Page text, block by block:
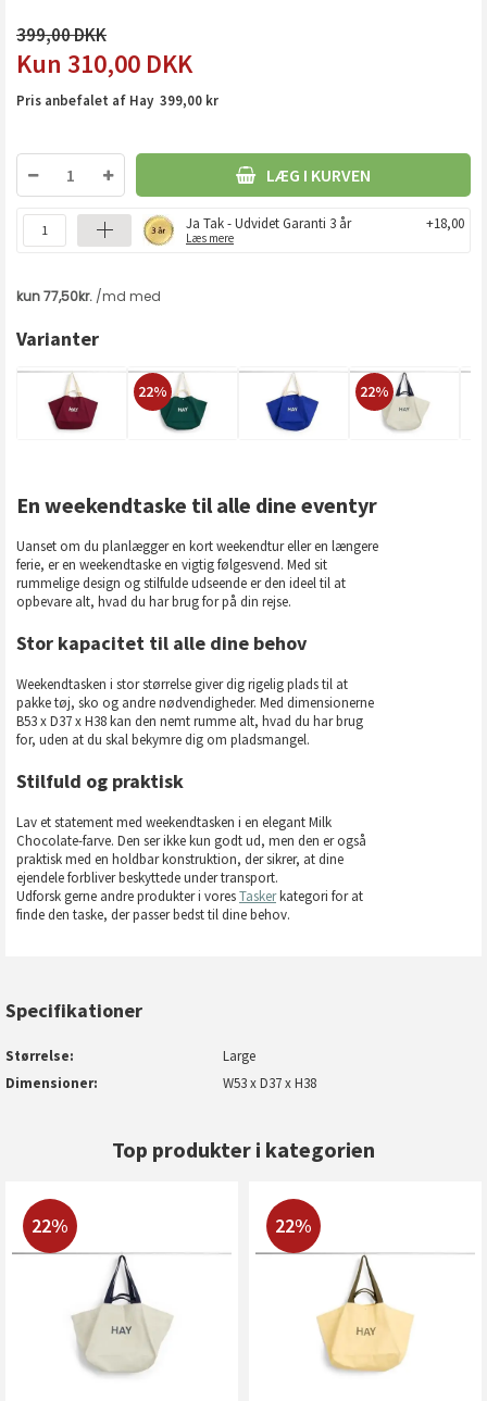
399,00
310,00 DKK
Pris anbefalet af Hay 399,00 kr
LÆG I KURVEN
Ja Tak - Udvidet Garanti 3 år
Læs mere
+18,00
Varianter
22% 22%
En weekendtaske til alle dine eventyr
Uanset om du planlægger en kort weekendtur eller en længere
ferie, er en weekendtaske en vigtig følgesvend. Med sit
rummelige design og stilfulde udseende er den ideel til at
opbevare alt, hvad du har brug for på din rejse.
Stor kapacitet til alle dine behov
Weekendtasken i stor størrelse giver dig rigelig plads til at
pakke tøj, sko og andre nødvendigheder. Med dimensionerne
B53 x D37 x H38 kan den nemt rumme alt, hvad du har brug
for, uden at du skal bekymre dig om pladsmangel.
Stilfuld og praktisk
Lav et statement med weekendtasken i en elegant Milk
Chocolate-farve. Den ser ikke kun godt ud, men den er også
praktisk med en holdbar konstruktion, der sikrer, at dine
ejendele forbliver beskyttede under transport.
Udforsk gerne andre produkter i voresTaskerkategori for at
finde den taske, der passer bedst til dine behov.
Specifikationer
Størrelse
Large
Dimensioner
W53 x D37 x H38
Top produkter i kategorien
22% 22%